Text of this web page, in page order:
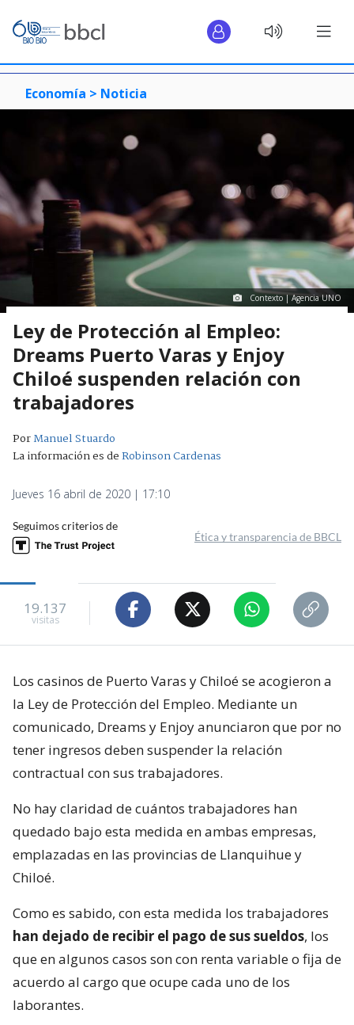
Economía > Noticia
Contexto | Agencia UNO
Ley de Protección al Empleo:
Dreams Puerto Varas y Enjoy
Chiloé suspenden relación con
trabajadores
PorManuel Stuardo
La información es deRobinson Cardenas
Jueves 16 abril de 2020 | 17:10
Seguimos criterios de
Ética y transparencia de BBCL
19.137
visitas
Los casinos de Puerto Varas y Chiloé se acogieron a
la Ley de Protección del Empleo. Mediante un
comunicado, Dreams y Enjoy anunciaron que por no
tener ingresos deben suspender la relación
contractual con sus trabajadores.
No hay claridad de cuántos trabajadores han
quedado bajo esta medida en ambas empresas,
emplazadas en las provincias de Llanquihue y
Chiloé.
Como es sabido, con esta medida los trabajadores
han dejado de recibir el pago de sus sueldos, los
que en algunos casos son con renta variable o fija de
acuerdo al cargo que ocupe cada uno de los
laborantes.